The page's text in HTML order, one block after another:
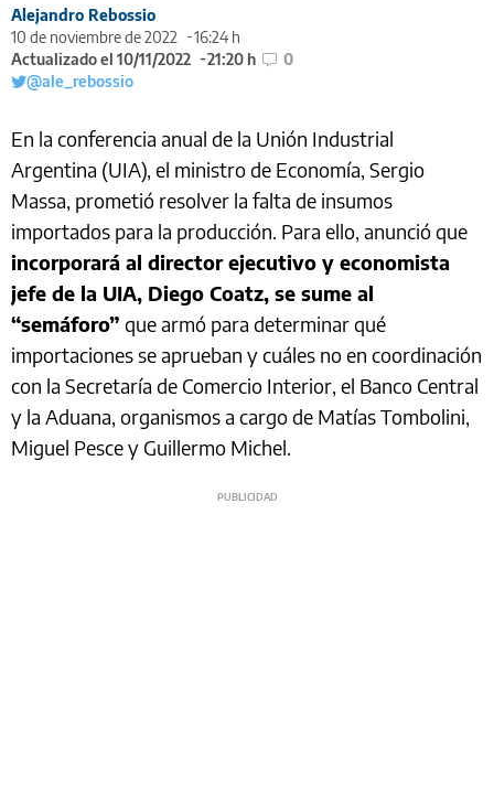
Alejandro Rebossio
10 de noviembre de 2022
16:24 h
Actualizado el 10/11/2022
21:20 h
0
@ale_rebossio
En la conferencia anual de la Unión Industrial
Argentina (UIA), el ministro de Economía, Sergio
Massa, prometió resolver la falta de insumos
importados para la producción. Para ello, anunció que
incorporará al director ejecutivo y economista
jefe de la UIA, Diego Coatz, se sume al
“semáforo” que armó para determinar qué
importaciones se aprueban y cuáles no en coordinación
con la Secretaría de Comercio Interior, el Banco Central
y la Aduana, organismos a cargo de Matías Tombolini,
Miguel Pesce y Guillermo Michel.